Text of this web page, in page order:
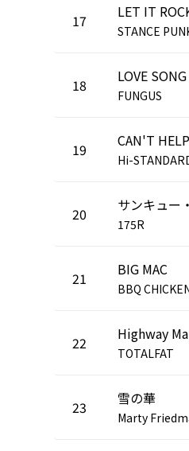
17 LET IT
STANCE
18 LOVE SONG
FUNGUS
19 CAN'T
Hi-
20 サンキュー
175R
21 BIG MAC
BBQ
22 Highway
TOTALFAT
23 雪の華
Marty